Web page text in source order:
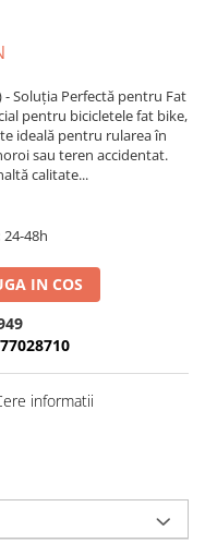
- Soluția Perfectă pentru Fat
pentru bicicletele fat bike,
ideală pentru rularea în
sau teren accidentat.
calitate...
24-48h
IN COS
informatii